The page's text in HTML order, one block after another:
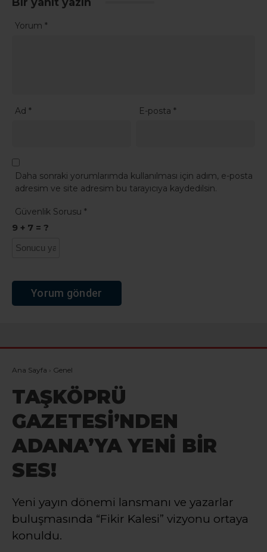
Bir yanıt yazın
Yorum *
Ad * E-posta*
Daha sonraki yorumlarımda kullanılması için adım, e-posta
adresim ve site adresim bu tarayıcıya kaydedilsin.
Güvenlik Sorusu *
9 + 7 = ?
Ana Sayfa › Genel
TAŞKÖPRÜ
GAZETESİ’NDEN
ADANA’YA YENİ BİR
SES!
Yeni yayın dönemi lansmanı ve yazarlar
buluşmasında “Fikir Kalesi” vizyonu ortaya
konuldu.